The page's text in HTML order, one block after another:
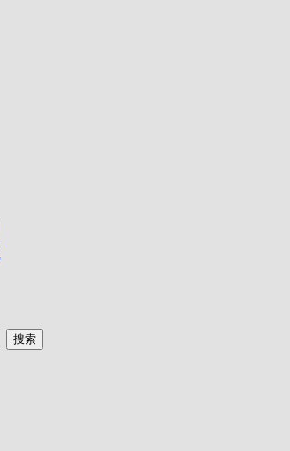
搜索